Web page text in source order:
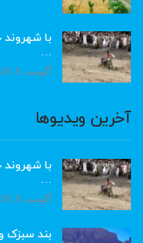
با
…
آگوست 8, 2026
آخرین ویدیوها
با
…
آگوست 8, 2026
بند سبزک